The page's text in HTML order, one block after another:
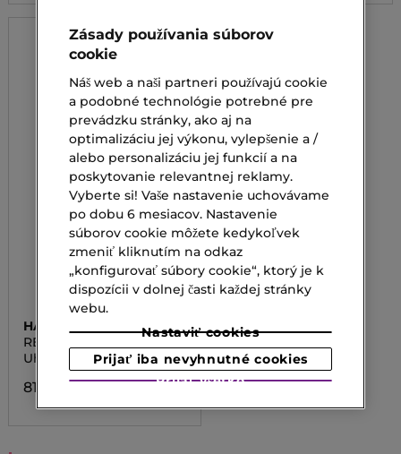
HAIR RITUEL BY SISLEY
REVITALIZING
SMOOTHING SHAMPOO
WITH MACADAMIA OIL
Uhladzujúci šampón
81,00 €
Zásady používania súborov
cookie
Náš web a naši partneri používajú cookie
a podobné technológie potrebné pre
prevádzku stránky, ako aj na
optimalizáciu jej výkonu, vylepšenie a /
alebo personalizáciu jej funkcií a na
poskytovanie relevantnej reklamy.
Vyberte si! Vaše nastavenie uchovávame
po dobu 6 mesiacov. Nastavenie
súborov cookie môžete kedykoľvek
zmeniť kliknutím na odkaz
„konfigurovať súbory cookie“, ktorý je k
dispozícii v dolnej časti každej stránky
webu.
Nastaviť cookies
Prijať iba nevyhnutné cookies
Prijať všetko